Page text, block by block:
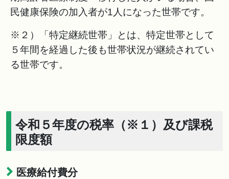
民健康保険の加入者が1人になった世帯です。
※２）「特定継続世帯」とは、特定世帯として
５年間を経過した後も世帯状況が継続されてい
る世帯です。
令和５年度の税率（※１）及び課税
限度額
医療給付費分